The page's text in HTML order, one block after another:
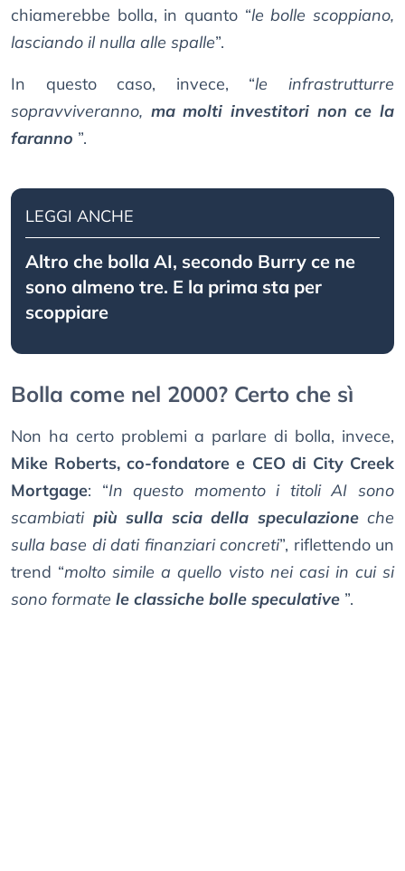
chiamerebbe bolla, in quanto “le bolle scoppiano,
lasciando il nulla alle spalle”.
In questo caso, invece, “le infrastrutturre
sopravviveranno, ma molti investitori non ce la
faranno ”.
LEGGI ANCHE
Altro che bolla AI, secondo Burry ce ne
sono almeno tre. E la prima sta per
scoppiare
Bolla come nel 2000? Certo che sì
Non ha certo problemi a parlare di bolla, invece,
Mike Roberts, co-fondatore e CEO di City Creek
Mortgage: “In questo momento i titoli AI sono
scambiati più sulla scia della speculazioneche
sulla base di dati finanziari concreti”, riflettendo un
trend “molto simile a quello visto nei casi in cui si
sono formate le classiche bolle speculative ”.